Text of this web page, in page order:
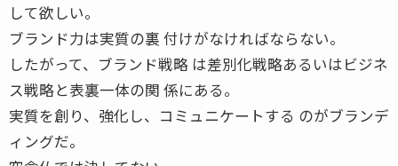
して欲しい。
ブランド力は実質の裏 付けがなければならない。
したがって、ブランド戦略 は差別化戦略あるいはビジネ
ス戦略と表裏一体の関 係にある。
実質を創り、強化し、コミュニケートする のがブランデ
ィングだ。